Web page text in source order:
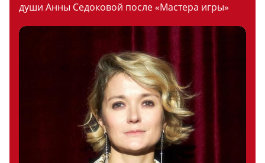
души Анны Седоковой после «Мастера игры»